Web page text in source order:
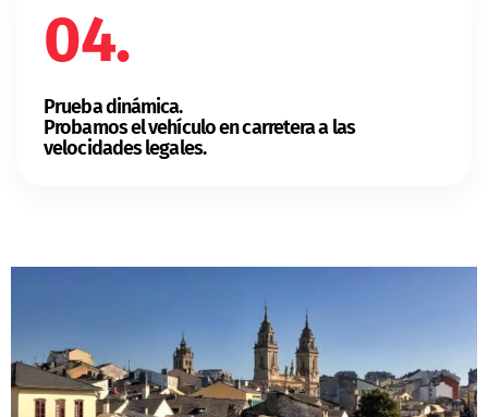
04.
Prueba dinámica.
Probamos el vehículo en carretera a las
velocidades legales.